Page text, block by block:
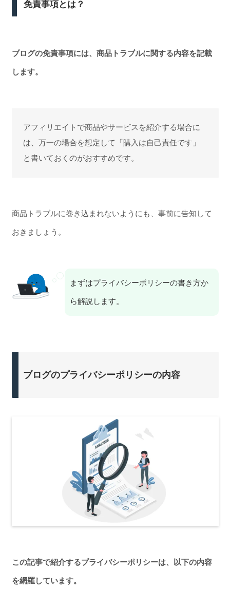
免責事項とは？
ブログの免責事項には、商品トラブルに関する内容を記載
します。
アフィリエイトで商品やサービスを紹介する場合に
は、万一の場合を想定して「購入は自己責任です」
と書いておくのがおすすめです。
商品トラブルに巻き込まれないようにも、事前に告知して
おきましょう。
まずはプライバシーポリシーの書き方か
ら解説します。
ブログのプライバシーポリシーの内容
この記事で紹介するプライバシーポリシーは、以下の内容
を網羅しています。